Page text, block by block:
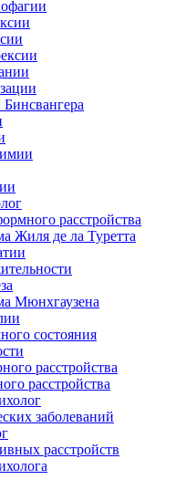
расстройства
Жиля де ла Туретта
Мюнхгаузена
состояния
расстройства
расстройства
заболеваний
расстройств